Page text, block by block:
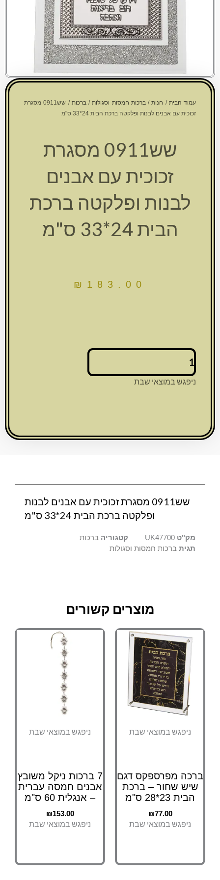
עמוד הבית / חנות/ברכות חמסות וסגולות/ברכות
/ שש0911 מסגרת
זכוכית עם אבנים לבנות ופלקטה ברכת הבית 24*33 ס"מ
שש0911 מסגרת
זכוכית עם אבנים
לבנות ופלקטה ברכת
הבית 24*33 ס"מ
₪ 183.00
כמות
של
שש0911
מסגרת
ופלקטה
ס"מ
ניפגש במוצאי שבת
שש0911 מסגרת זכוכית עם אבנים לבנות
ופלקטה ברכת הבית 24*33 ס"מ
מק"ט UK47700 קטגוריה ברכות
תגית ברכות חמסות וסגולות
מוצרים קשורים
ניפגש במוצאי שבת
ברכה מפרספקס דגם
שיש שחור – ברכת
הבית 23*28 ס"מ
₪77.00
ניפגש במוצאי שבת
ניפגש במוצאי שבת
7 ברכות ניקל משובץ
אבנים חמסה עברית
– אנגלית 60 ס"מ
₪153.00
ניפגש במוצאי שבת